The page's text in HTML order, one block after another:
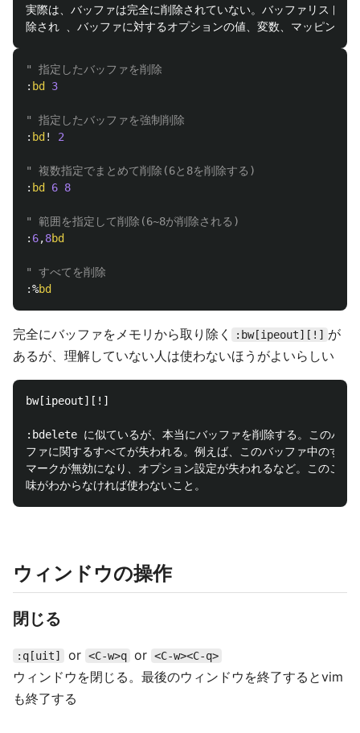
実際は、バッファは完全に削除されていない。バッファリストか
" 指定したバッファを削除
: bd 3
" 指定したバッファを強制削除
: bd ! 2
" 複数指定でまとめて削除(6と8を削除する)
: bd 6 8
" 範囲を指定して削除(6~8が削除される)
: 6,8bd
" すべてを削除
:%bd
完全にバッファをメモリから取り除く :bw[ipeout][!] が
あるが、理解していない人は使わないほうがよいらしい
bw[ipeout][!]
:bdelete に似ているが、本当にバッファを削除する。このバッ
ファに関するすべてが失われる。例えば、このバッファ中のすべ
マークが無効になり、オプション設定が失われるなど。このこと
ウィンドウの操作
閉じる
:q[uit] or <C-w>q or <C-w><C-q>
ウィンドウを閉じる。最後のウィンドウを終了するとvim
も終了する